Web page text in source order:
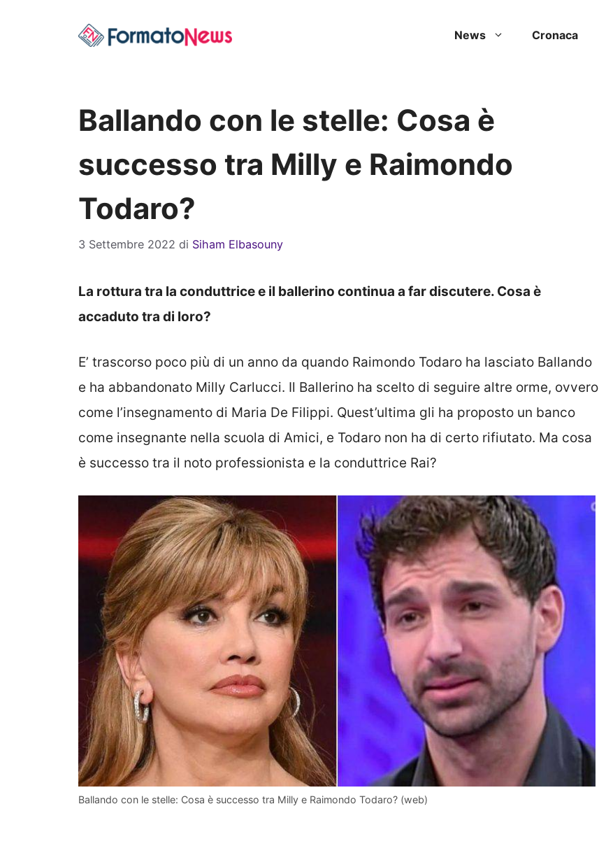
News Cronaca
Ballando con le stelle: Cosa è
successo tra Milly e Raimondo
Todaro?
3 Settembre 2022 di Siham Elbasouny
La rottura tra la conduttrice e il ballerino continua a far discutere. Cosa è
accaduto tra di loro?
E’ trascorso poco più di un anno da quando Raimondo Todaro ha lasciato Ballando
e ha abbandonato Milly Carlucci. Il Ballerino ha scelto di seguire altre orme, ovvero
come l’insegnamento di Maria De Filippi. Quest’ultima gli ha proposto un banco
come insegnante nella scuola di Amici, e Todaro non ha di certo rifiutato. Ma cosa
è successo tra il noto professionista e la conduttrice Rai?
Ballando con le stelle: Cosa è successo tra Milly e Raimondo Todaro? (web)